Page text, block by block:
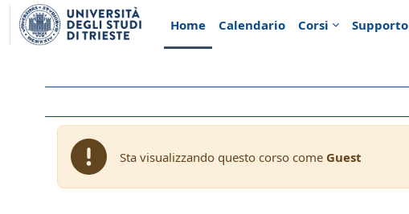
Vai al contenuto principale
Home
Calendario Corsi Supporto
Sta visualizzando questo corso come Guest